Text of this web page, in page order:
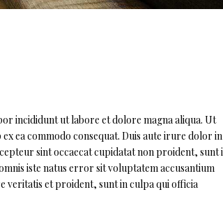
incididunt ut labore et dolore magna aliqua. Ut
ea commodo consequat. Duis aute irure dolor in
sint occaecat cupidatat non proident, sunt
iste natus error sit voluptatem accusantium
veritatis et proident, sunt in culpa qui officia